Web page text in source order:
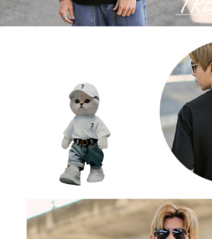
１．透過由恩沛科技股份有限公司提供之「AFTEE先
易，需依本服務之必要範圍內提供個人資料，並將交
３．未成年的使用者請事先徵得法定代理人或監護
「AFTEE先享後付」，若未經同意申辦者引起之損
４．使用「AFTEE先享後付」時，將依據個別帳號
時審查核予不同之上限額度；若仍有額度不足之情
請求用戶進行身份認證。
５．嚴禁一人註冊多個帳號或使用他人資訊註冊。
恩沛科技股份有限公司將有權停止該用戶之使用額
每筆NT$120，滿NT$3,000(含以上)免運費